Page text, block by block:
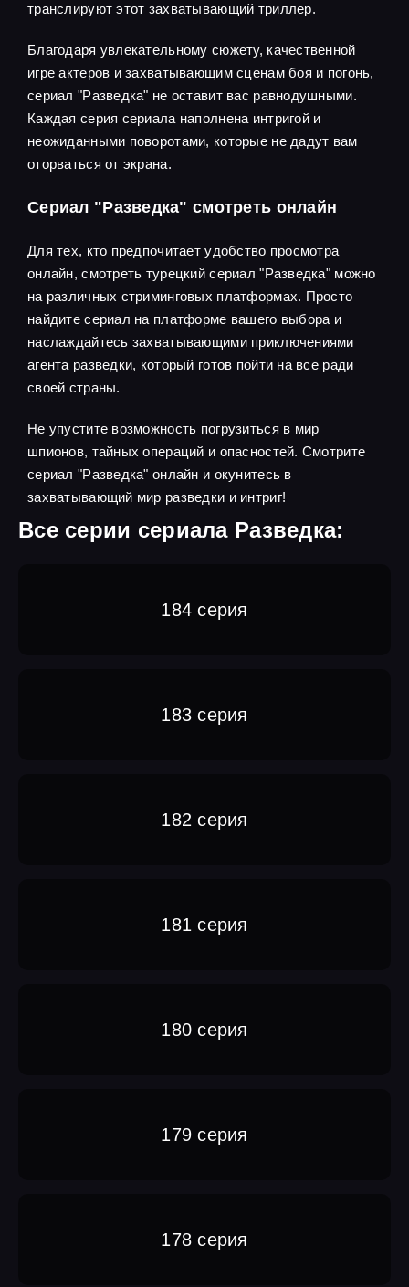
транслируют этот захватывающий триллер.
Благодаря увлекательному сюжету, качественной
игре актеров и захватывающим сценам боя и погонь,
сериал "Разведка" не оставит вас равнодушными.
Каждая серия сериала наполнена интригой и
неожиданными поворотами, которые не дадут вам
оторваться от экрана.
Сериал "Разведка" смотреть онлайн
Для тех, кто предпочитает удобство просмотра
онлайн, смотреть турецкий сериал "Разведка" можно
на различных стриминговых платформах. Просто
найдите сериал на платформе вашего выбора и
наслаждайтесь захватывающими приключениями
агента разведки, который готов пойти на все ради
своей страны.
Не упустите возможность погрузиться в мир
шпионов, тайных операций и опасностей. Смотрите
сериал "Разведка" онлайн и окунитесь в
захватывающий мир разведки и интриг!
Все серии сериала Разведка:
184 серия
183 серия
182 серия
181 серия
180 серия
179 серия
178 серия